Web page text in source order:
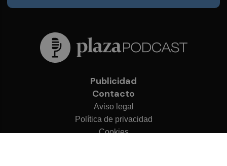
Publicidad
Contacto
Aviso legal
Política de privacidad
Cookies